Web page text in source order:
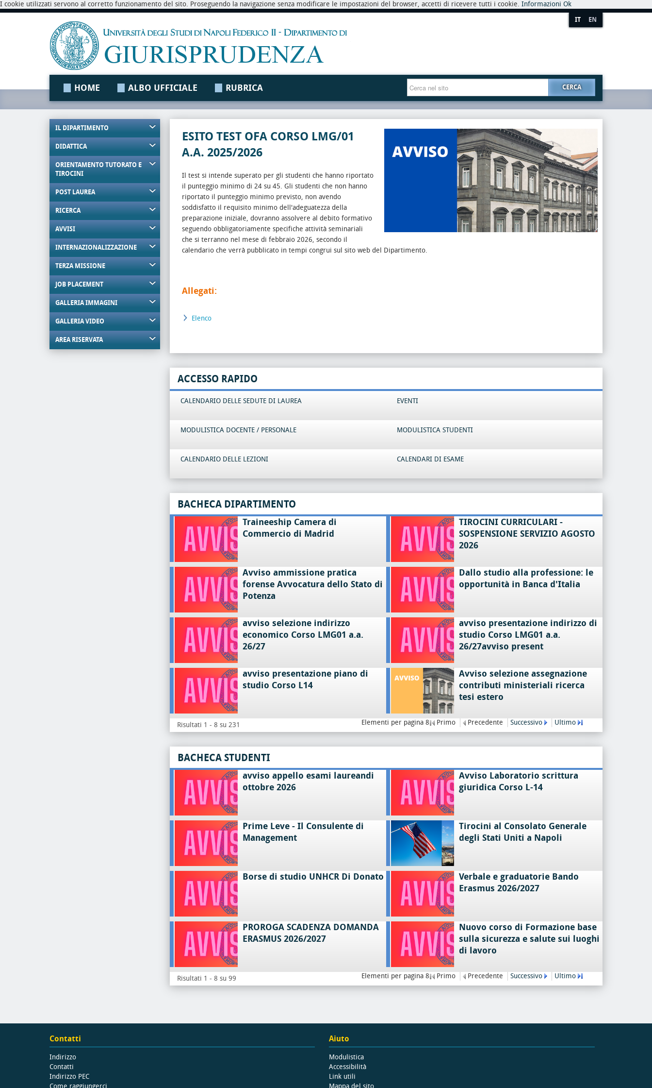
I cookie utilizzati servono al corretto funzionamento del sito. Proseguendo la navigazione senza modificare le impostazioni del browser, accetti di ricevere tutti i cookie. Informazioni Ok
IT EN
HOME ALBO UFFICIALE RUBRICA CERCA
IL DIPARTIMENTO
DIDATTICA
ORIENTAMENTO TUTORATO E
TIROCINI
POST LAUREA
RICERCA
AVVISI
INTERNAZIONALIZZAZIONE
TERZA MISSIONE
JOB PLACEMENT
GALLERIA IMMAGINI
GALLERIA VIDEO
AREA RISERVATA
ESITO TEST OFA CORSO LMG/01
A.A. 2025/2026
Il test si intende superato per gli studenti che hanno riportato
il punteggio minimo di 24 su 45. Gli studenti che non hanno
riportato il punteggio minimo previsto, non avendo
soddisfatto il requisito minimo dell'adeguatezza della
preparazione iniziale, dovranno assolvere al debito formativo
seguendo obbligatoriamente specifiche attività seminariali
che si terranno nel mese di febbraio 2026, secondo il
calendario che verrà pubblicato in tempi congrui sul sito web del Dipartimento.
Allegati:
Elenco
ACCESSO RAPIDO
CALENDARIO DELLE SEDUTE DI LAUREA EVENTI
MODULISTICA DOCENTE / PERSONALE MODULISTICA STUDENTI
CALENDARIO DELLE LEZIONI CALENDARI DI ESAME
BACHECA DIPARTIMENTO
Traineeship Camera di
Commercio di Madrid
TIROCINI CURRICULARI -
SOSPENSIONE SERVIZIO AGOSTO
2026
Avviso ammissione pratica
forense Avvocatura dello Stato di
Potenza
Dallo studio alla professione: le
opportunità in Banca d'Italia
avviso selezione indirizzo
economico Corso LMG01 a.a.
26/27
avviso presentazione indirizzo di
studio Corso LMG01 a.a.
26/27avviso present
avviso presentazione piano di
studio Corso L14
Avviso selezione assegnazione
contributi ministeriali ricerca
tesi estero
Risultati 1 - 8 su 231 Elementi per pagina 8 Primo Precedente Successivo Ultimo
BACHECA STUDENTI
avviso appello esami laureandi
ottobre 2026
Avviso Laboratorio scrittura
giuridica Corso L-14
Prime Leve - Il Consulente di
Management
Tirocini al Consolato Generale
degli Stati Uniti a Napoli
Borse di studio UNHCR Di Donato
Verbale e graduatorie Bando
Erasmus 2026/2027
PROROGA SCADENZA DOMANDA
ERASMUS 2026/2027
Nuovo corso di Formazione base
sulla sicurezza e salute sui luoghi
di lavoro
Risultati 1 - 8 su 99 Elementi per pagina 8 Primo Precedente Successivo Ultimo
Contatti
Indirizzo
Contatti
Indirizzo PEC
Come raggiungerci
Aiuto
Modulistica
Accessibilità
Link utili
Mappa del sito